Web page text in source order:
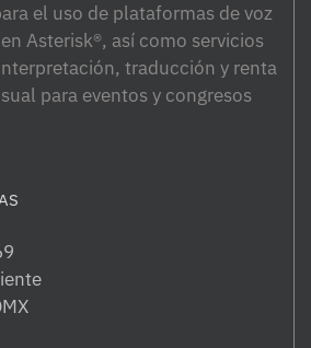
el uso de plataformas de voz
Asterisk®, así como servicios
traducción y renta
para eventos y congresos